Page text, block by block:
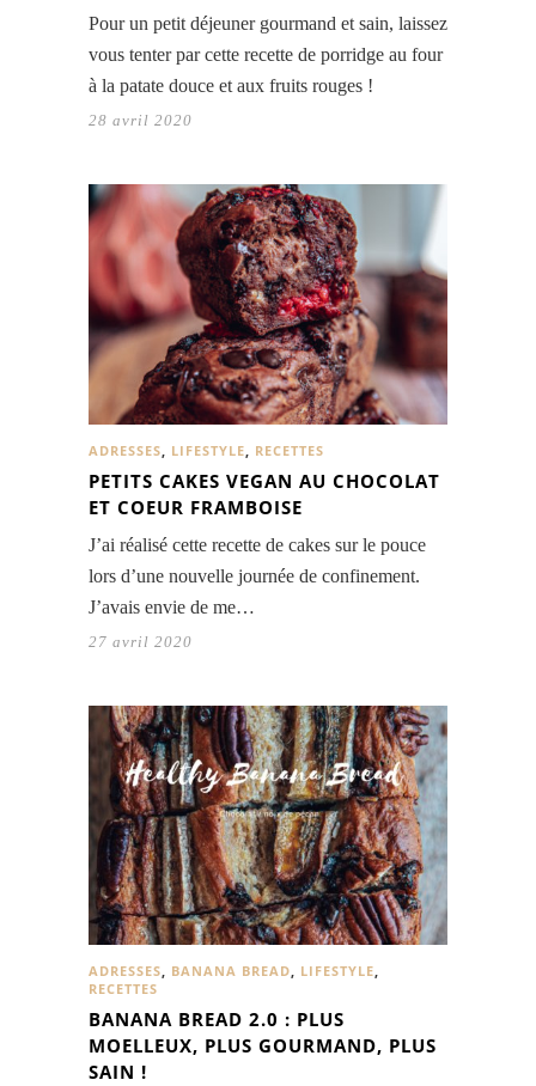
Pour un petit déjeuner gourmand et sain, laissez
vous tenter par cette recette de porridge au four
à la patate douce et aux fruits rouges !
28 avril 2020
ADRESSES LIFESTYLE RECETTES
PETITS CAKES VEGAN AU CHOCOLAT
ET COEUR FRAMBOISE
J’ai réalisé cette recette de cakes sur le pouce
lors d’une nouvelle journée de confinement.
J’avais envie de me…
27 avril 2020
ADRESSES, BANANA BREAD, LIFESTYLE,
RECETTES
BANANA BREAD 2.0 : PLUS
MOELLEUX, PLUS GOURMAND, PLUS
SAIN !